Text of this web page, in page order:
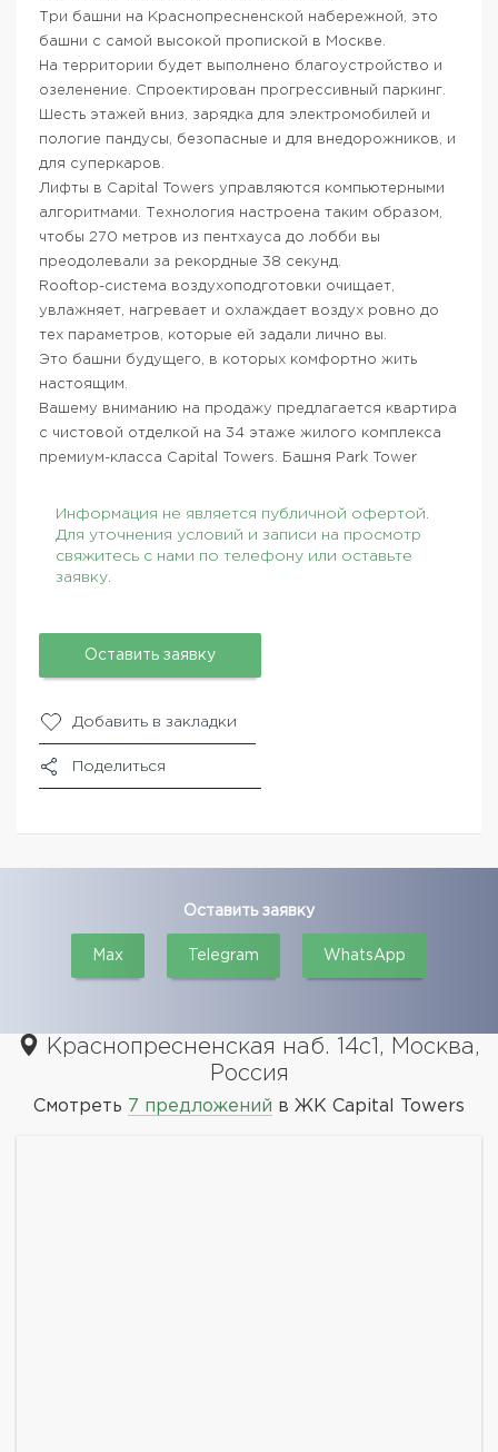
Три башни на Краснопресненской набережной, это
башни с самой высокой пропиской в Москве.
На территории будет выполнено благоустройство и
озеленение. Спроектирован прогрессивный паркинг.
Шесть этажей вниз, зарядка для электромобилей и
пологие пандусы, безопасные и для внедорожников, и
для суперкаров.
Лифты в Capital Towers управляются компьютерными
алгоритмами. Технология настроена таким образом,
чтобы 270 метров из пентхауса до лобби вы
преодолевали за рекордные 38 секунд.
Rooftop-система воздухоподготовки очищает,
увлажняет, нагревает и охлаждает воздух ровно до
тех параметров, которые ей задали лично вы.
Это башни будущего, в которых комфортно жить
настоящим.
Вашему вниманию на продажу предлагается квартира
с чистовой отделкой на 34 этаже жилого комплекса
премиум-класса Capital Towers. Башня Park Tower
Информация не является публичной офертой.
Для уточнения условий и записи на просмотр
свяжитесь с нами по телефону или оставьте
заявку.
Оставить заявку
Добавить в закладки
Поделиться
Оставить заявку
Max Telegram WhatsApp
Краснопресненская наб. 14с1, Москва,
Россия
Смотреть 7 предложений в ЖК Capital Towers